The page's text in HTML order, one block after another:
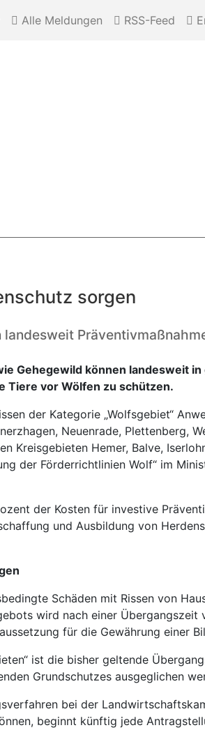
Alle Meldungen RSS-Feed
sorgen
Gehegewild können landesweit
Tiere vor Wölfen zu schützen.
der Kategorie „Wolfsgebiet“
Neuenrade, Plettenberg,
Kreisgebieten Hemer, Balve,
der Förderrichtlinien Wolf“ im
der Kosten für investive
und Ausbildung von
Schäden mit Rissen von
wird nach einer
für die Gewährung einer
ist die bisher geltende
Grundschutzes ausgeglichen
bei der
beginnt künftig jede